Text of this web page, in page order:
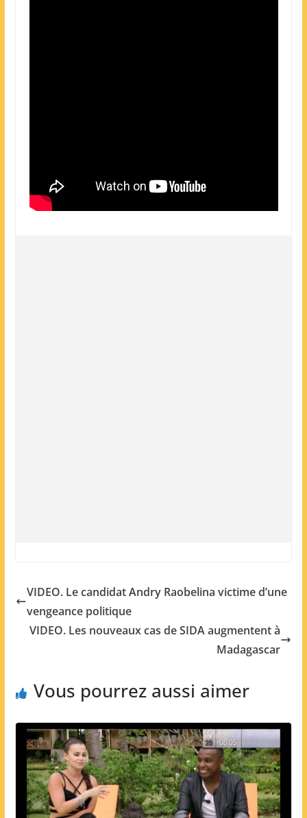
VIDEO. Le candidat Andry Raobelina victime d’une
vengeance politique
VIDEO. Les nouveaux cas de SIDA augmentent à
Madagascar
Vous pourrez aussi aimer